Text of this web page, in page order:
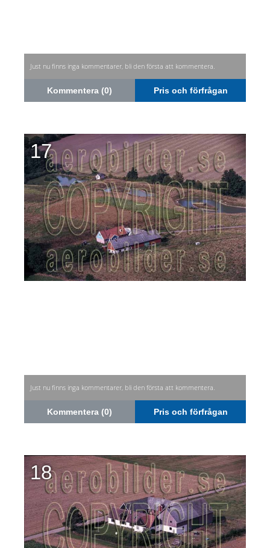
Just nu finns inga kommentarer, bli den första att kommentera.
Kommentera (0) Pris och förfrågan
17
Just nu finns inga kommentarer, bli den första att kommentera.
Kommentera (0) Pris och förfrågan
18